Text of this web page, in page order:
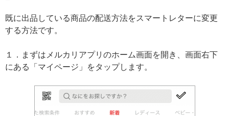
既に出品している商品の配送方法をスマートレターに変更
する方法です。
１．まずはメルカリアプリのホーム画面を開き、画面右下
にある「マイページ」をタップします。